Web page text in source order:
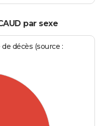
par sexe
décès (source :